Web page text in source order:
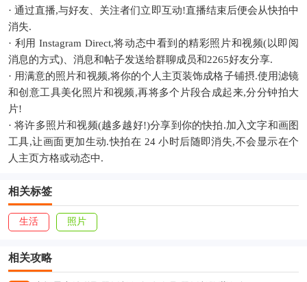
· 通过直播,与好友、关注者们立即互动!直播结束后便会从快拍中
消失.
· 利用 Instagram Direct,将动态中看到的精彩照片和视频(以即阅
消息的方式)、消息和帖子发送给群聊成员和2265好友分享.
· 用满意的照片和视频,将你的个人主页装饰成格子铺摂.使用滤镜
和创意工具美化照片和视频,再将多个片段合成起来,分分钟拍大
片!
· 将许多照片和视频(越多越好!)分享到你的快拍.加入文字和画图
工具,让画面更加生动.快拍在 24 小时后随即消失,不会显示在个
人主页方格或动态中.
相关标签
生活 照片
相关攻略